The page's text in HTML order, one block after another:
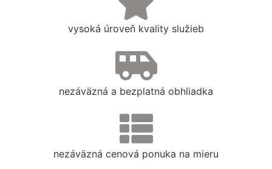
vysoká úroveň kvality služieb
nezáväzná a bezplatná obhliadka
nezáväzná cenová ponuka na mieru